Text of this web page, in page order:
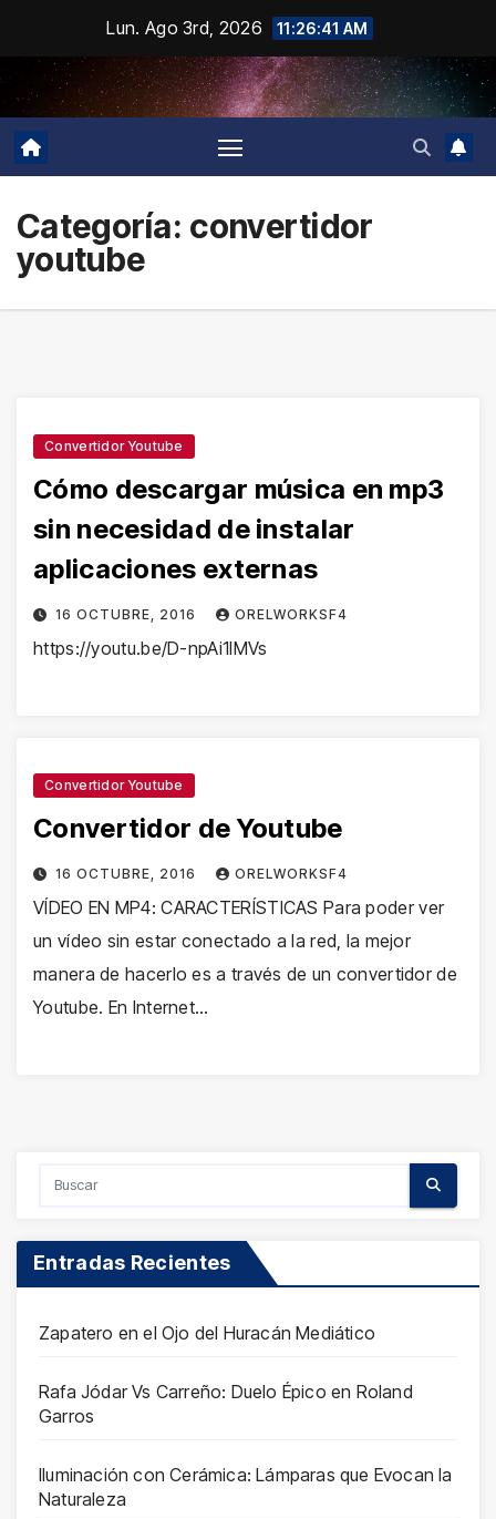
contenido
Lun. Ago 3rd, 2026 11:26:42 AM
Categoría: convertidor
youtube
Convertidor Youtube
Cómo descargar música en mp3
sin necesidad de instalar
aplicaciones externas
16 OCTUBRE, 2016 ORELWORKSF4
https://youtu.be/D-npAi1lMVs
Convertidor Youtube
Convertidor de Youtube
16 OCTUBRE, 2016 ORELWORKSF4
VÍDEO EN MP4: CARACTERÍSTICAS Para poder ver
un vídeo sin estar conectado a la red, la mejor
manera de hacerlo es a través de un convertidor de
Youtube. En Internet…
Entradas Recientes
Zapatero en el Ojo del Huracán Mediático
Rafa Jódar Vs Carreño: Duelo Épico en Roland
Garros
Iluminación con Cerámica: Lámparas que Evocan la
Naturaleza